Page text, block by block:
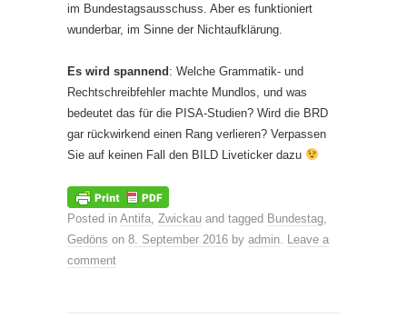
im Bundestagsausschuss. Aber es funktioniert
wunderbar, im Sinne der Nichtaufklärung.
Es wird spannend : Welche Grammatik- und
Rechtschreibfehler machte Mundlos, und was
bedeutet das für die PISA-Studien? Wird die BRD
gar rückwirkend einen Rang verlieren? Verpassen
Sie auf keinen Fall den BILD Liveticker dazu
Posted in Antifa, Zwickau and tagged Bundestag,
Gedöns on 8. September 2016 by admin. Leave a
comment